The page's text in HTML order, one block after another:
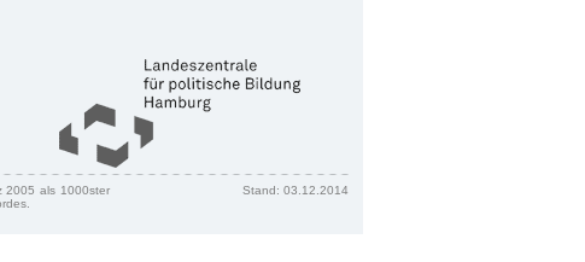
2005 als 1000ster
Stand: 03.12.2014